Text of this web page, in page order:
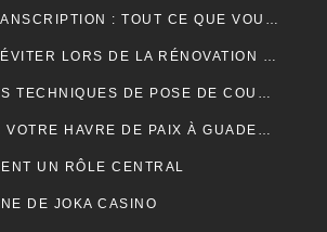
SERVICES DE TRANSCRIPTION : TOUT CE QUE VOUS DEVEZ SAVOIR
LES ERREURS À ÉVITER LORS DE LA RÉNOVATION DE VOTRE TOITURE
LES DIFFÉRENTES TECHNIQUES DE POSE DE COUVERTURE
HAPPY BEAUT.Y : VOTRE HAVRE DE PAIX À GUADELOUPE ET À PARIS
UN RÔLE CENTRAL
DE JOKA CASINO